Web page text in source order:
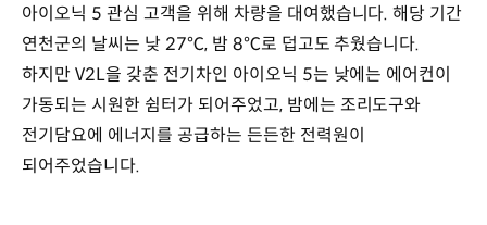
아이오닉 5 관심 고객을 위해 차량을 대여했습니다. 해당 기간
연천군의 날씨는 낮 27℃, 밤 8℃로 덥고도 추웠습니다.
하지만 V2L을 갖춘 전기차인 아이오닉 5는 낮에는 에어컨이
가동되는 시원한 쉼터가 되어주었고, 밤에는 조리도구와
전기담요에 에너지를 공급하는 든든한 전력원이
되어주었습니다.